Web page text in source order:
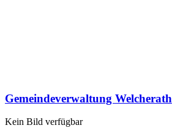
Gemeindeverwaltung Welcherath
Kein Bild verfügbar